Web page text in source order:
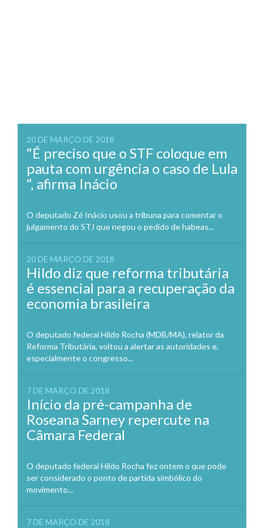
20 DE MARÇO DE 2018
“É preciso que o STF coloque em
pauta com urgência o caso de Lula
“, afirma Inácio
O deputado Zé Inácio usou a tribuna para comentar o
julgamento do STJ que negou o pedido de habeas...
20 DE MARÇO DE 2018
Hildo diz que reforma tributária
é essencial para a recuperação da
economia brasileira
O deputado federal Hildo Rocha (MDB/MA), relator da
Reforma Tributária, voltou a alertar as autoridades e,
especialmente o congresso...
7 DE MARÇO DE 2018
Início da pré-campanha de
Roseana Sarney repercute na
Câmara Federal
O deputado federal Hildo Rocha fez ontem o que pode
ser considerado o ponto de partida simbólico do
movimento...
7 DE MARÇO DE 2018